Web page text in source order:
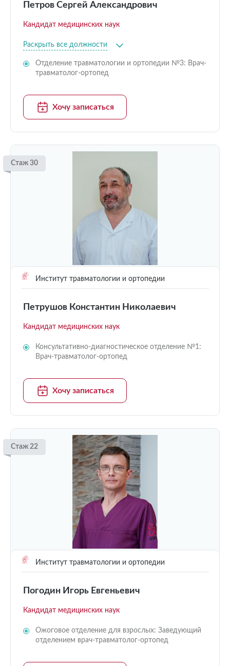
Петров Сергей Александрович
Кандидат медицинских наук
Раскрыть все должности
Отделение травматологии и ортопедии №3: Врач-
травматолог-ортопед
Хочу записаться
Стаж 30
Институт травматологии и ортопедии
Петрушов Константин Николаевич
Кандидат медицинских наук
Консультативно-диагностическое отделение №1:
Врач-травматолог-ортопед
Хочу записаться
Стаж 22
Институт травматологии и ортопедии
Погодин Игорь Евгеньевич
Кандидат медицинских наук
Ожоговое отделение для взрослых: Заведующий
отделением врач-травматолог-ортопед